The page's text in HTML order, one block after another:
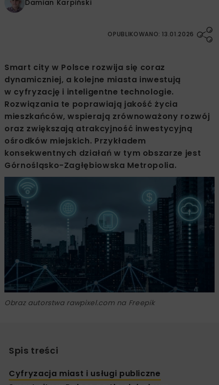
Damian Karpiński
OPUBLIKOWANO: 13.01.2026
Smart city w Polsce rozwija się coraz
dynamiczniej, a kolejne miasta inwestują
w cyfryzację i inteligentne technologie.
Rozwiązania te poprawiają jakość życia
mieszkańców, wspierają zrównoważony rozwój
oraz zwiększają atrakcyjność inwestycyjną
ośrodków miejskich. Przykładem
konsekwentnych działań w tym obszarze jest
Górnośląsko-Zagłębiowska Metropolia.
Obraz autorstwa rawpixel.com na Freepik
Spis treści
Cyfryzacja miast i usługi publiczne